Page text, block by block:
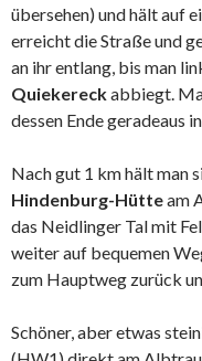
übersehen) und hält auf
erreicht die Straße und
an ihr entlang, bis man
Quiekereckabbiegt.
dessen Ende geradeaus
Nach gut 1 km hält man
Hindenburg-Hütteam
das Neidlinger Tal mit
weiter auf bequemen
zum Hauptweg zurück
Schöner, aber etwas